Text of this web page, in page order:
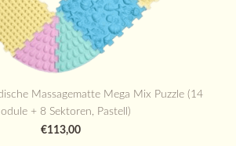
Massagematte Mega Mix Puzzle (14
+ 8 Sektoren, Pastell)
€113,00